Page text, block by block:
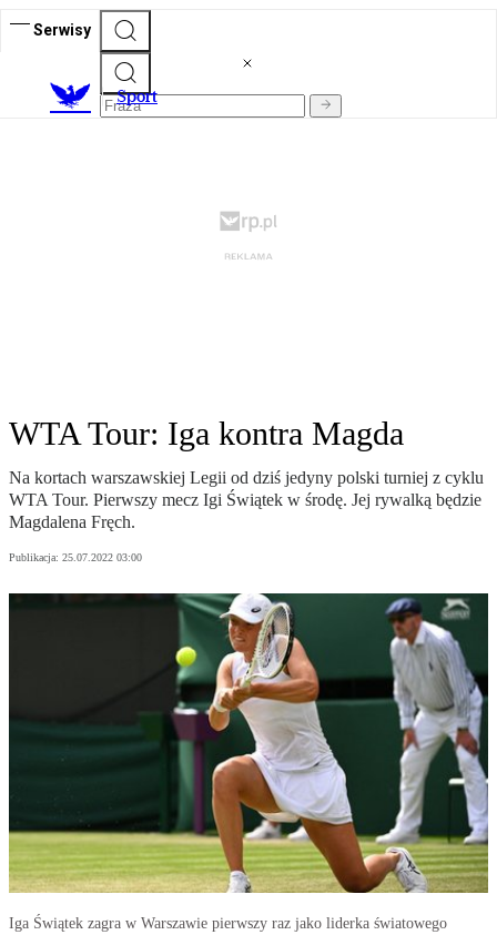
Serwisy
Sport
WTA Tour: Iga kontra Magda
Na kortach warszawskiej Legii od dziś jedyny polski turniej z cyklu
WTA Tour. Pierwszy mecz Igi Świątek w środę. Jej rywalką będzie
Magdalena Fręch.
Publikacja: 25.07.2022 03:00
Iga Świątek zagra w Warszawie pierwszy raz jako liderka światowego